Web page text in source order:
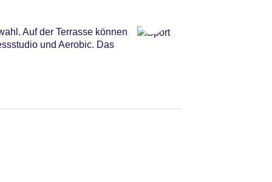
Auf der Terrasse können
und Aerobic. Das